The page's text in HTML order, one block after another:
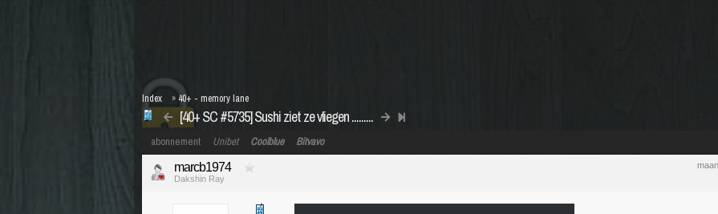
[40+ SC #5735] Sushi ziet ze vliegen .........
Index » 40+ - memory lane
abonnement Unibet Coolblue Bitvavo
marcb1974
Dakshin Ray